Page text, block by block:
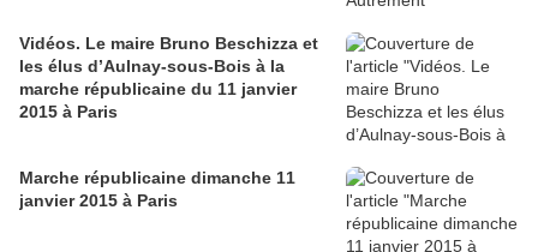
Vidéos. Le maire Bruno Beschizza et
les élus d’Aulnay-sous-Bois à la
marche républicaine du 11 janvier
2015 à Paris
Marche républicaine dimanche 11
janvier 2015 à Paris